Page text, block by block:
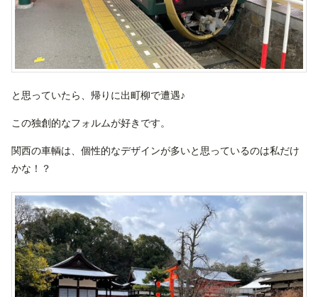
と思っていたら、帰りに出町柳で遭遇♪
この独創的なフォルムが好きです。
関西の車輌は、個性的なデザインが多いと思っているのは私だけ
かな！？